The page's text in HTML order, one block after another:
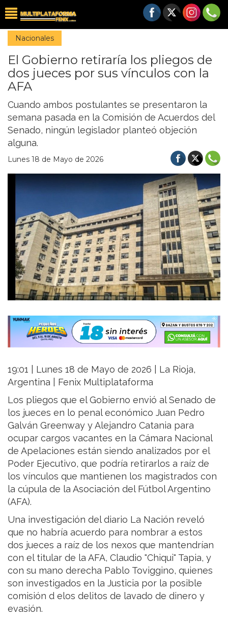
Nacionales
El Gobierno retiraría los pliegos de
dos jueces por sus vínculos con la
AFA
Cuando ambos postulantes se presentaron la
semana pasada en la Comisión de Acuerdos del
Senado, ningún legislador planteó objeción
alguna.
Lunes 18 de Mayo de 2026
19:01 | Lunes 18 de Mayo de 2026 | La Rioja,
Argentina | Fenix Multiplataforma
Los pliegos que el Gobierno envió al Senado de
los jueces en lo penal económico Juan Pedro
Galván Greenway y Alejandro Catania para
ocupar cargos vacantes en la Cámara Nacional
de Apelaciones están siendo analizados por el
Poder Ejecutivo, que podría retirarlos a raíz de
los vínculos que mantienen los magistrados con
la cúpula de la Asociación del Fútbol Argentino
(AFA).
Una investigación del diario La Nación reveló
que no habría acuerdo para nombrar a estos
dos jueces a raíz de los nexos que mantendrían
con el titular de la AFA, Claudio "Chiqui" Tapia, y
con su mano derecha Pablo Toviggino, quienes
son investigados en la Justicia por la posible
comisión d elos delitos de lavado de dinero y
evasión.